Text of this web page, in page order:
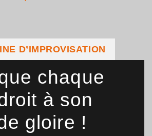
D’IMPROVISATION
chaque
à son
gloire !